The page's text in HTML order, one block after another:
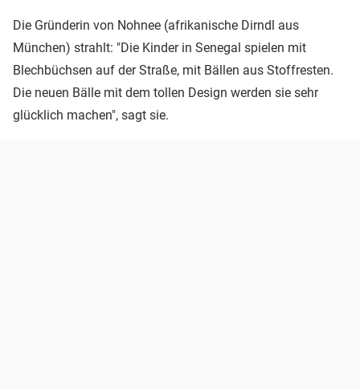
Die Gründerin von Nohnee (afrikanische Dirndl aus
München) strahlt: "Die Kinder in Senegal spielen mit
Blechbüchsen auf der Straße, mit Bällen aus Stoffresten.
Die neuen Bälle mit dem tollen Design werden sie sehr
glücklich machen", sagt sie.